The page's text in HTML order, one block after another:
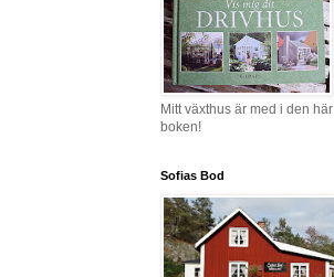
Mitt växthus är med i den här
boken!
Sofias Bod